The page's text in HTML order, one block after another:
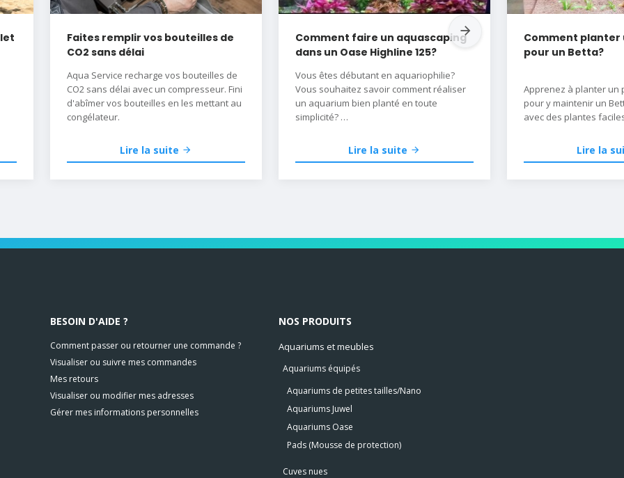
Faites remplir vos bouteilles de
CO2 sans délai
Aqua Service recharge vos bouteilles de
CO2 sans délai avec un compresseur. Fini
d'abîmer vos bouteilles en les mettant au
congélateur.
Lire la suite
Comment faire un aquascaping
dans un Oase Highline 125?
Vous êtes débutant en aquariophilie?
Vous souhaitez savoir comment réaliser
un aquarium bien planté en toute
simplicité?
le making-of de notre aquarium
d'exposition Oase Highline 125?
secrets.
Lire la suite
Comment planter
pour un Betta?
Apprenez à planter un
pour y maintenir un
avec des plantes
Lire la
BESOIN D'AIDE ?
Comment passer ou retourner une commande ?
Visualiser ou suivre mes commandes
Mes retours
Visualiser ou modifier mes adresses
Gérer mes informations personnelles
NOS PRODUITS
Aquariums et meubles
Aquariums équipés
Aquariums de petites tailles/Nano
Aquariums Juwel
Aquariums Oase
Pads (Mousse de protection)
Cuves nues